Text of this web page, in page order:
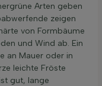
Arten geben
zeigen
von Formbäume
und Wind ab. Ein
an Mauer oder in
leichte Fröste
gut, lange